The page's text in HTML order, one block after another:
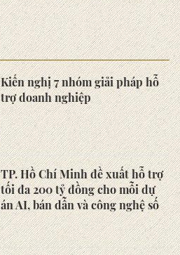
sốc bên ngoài, tăng
trưởng cao hàng đầu thế
giới
Kiến nghị 7 nhóm giải pháp hỗ
trợ doanh nghiệp
TP. Hồ Chí Minh đề xuất hỗ trợ
tối đa 200 tỷ đồng cho mỗi dự
án AI, bán dẫn và công nghệ số